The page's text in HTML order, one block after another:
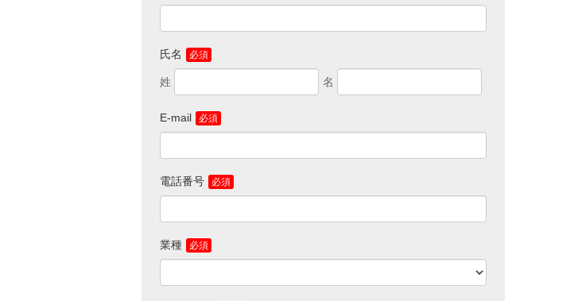
合
なお、個人情報のご記入無き場合は、頂いたお問い合わせに対する適切
わせに対して、弊社グループ企業あるいは弊社の販売代理店から回答す
ることが適切な場合、お客さまの個人情報をお客さまに代わって当社が
その企業に提供し、その企業から回答することがございますので、ご了
■上記事項にご同意の上で、お客さまの意思により個人情報をご提供くだ
さいますようお願い申し上げます。
Sockets Layer）により保護されています。
ン株式会社 BPO統括センターBPO企画部 部長です。
【お問合せ先】
キヤノンマーケティングジャパン株式会社
氏名
E-mail
電話番号
業種